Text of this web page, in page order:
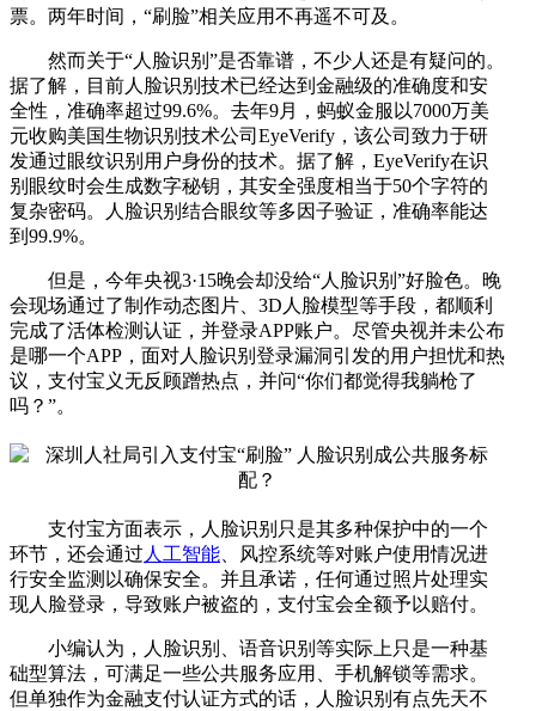
票。两年时间，“刷脸”相关应用不再遥不可及。
然而关于“人脸识别”是否靠谱，不少人还是有疑问的。
据了解，目前人脸识别技术已经达到金融级的准确度和安
全性，准确率超过99.6%。去年9月，蚂蚁金服以7000万美
元收购美国生物识别技术公司EyeVerify，该公司致力于研
发通过眼纹识别用户身份的技术。据了解，EyeVerify在识
别眼纹时会生成数字秘钥，其安全强度相当于50个字符的
复杂密码。人脸识别结合眼纹等多因子验证，准确率能达
到99.9%。
但是，今年央视3·15晚会却没给“人脸识别”好脸色。晚
会现场通过了制作动态图片、3D人脸模型等手段，都顺利
完成了活体检测认证，并登录APP账户。尽管央视并未公布
是哪一个APP，面对人脸识别登录漏洞引发的用户担忧和热
议，支付宝义无反顾蹭热点，并问“你们都觉得我躺枪了
吗？”。
支付宝方面表示，人脸识别只是其多种保护中的一个
环节，还会通过 人工智能 、风控系统等对账户使用情况进
行安全监测以确保安全。并且承诺，任何通过照片处理实
现人脸登录，导致账户被盗的，支付宝会全额予以赔付。
小编认为，人脸识别、语音识别等实际上只是一种基
础型算法，可满足一些公共服务应用、手机解锁等需求。
但单独作为金融支付认证方式的话，人脸识别有点先天不